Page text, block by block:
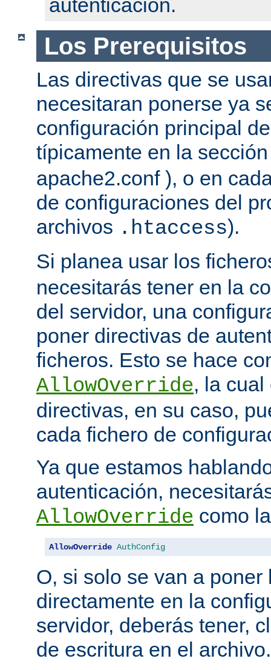
autenticación.
Los Prerequisitos
Las directivas que se
necesitaran ponerse ya
configuración principal
típicamente en la
apache2.conf ), o en
de configuraciones del
archivos .htaccess).
Si planea usar los
necesitarás tener en la
del servidor, una
poner directivas de
ficheros. Esto se hace
AllowOverride, la
directivas, en su caso,
cada fichero de
Ya que estamos
autenticación,
AllowOverride como
AllowOverride AuthConfig
O, si solo se van a poner
directamente en la
servidor, deberás tener,
de escritura en el archivo.